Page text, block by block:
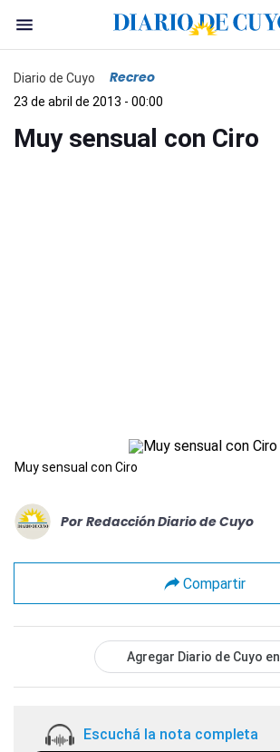
Diario de Cuyo Recreo
23 de abril de 2013 - 00:00
Muy sensual con Ciro
Muy sensual con Ciro
Por Redacción Diario de Cuyo
Compartir
Agregar Diario de Cuyo en
Escuchá la nota completa